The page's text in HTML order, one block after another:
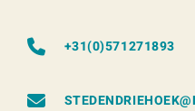
+31(0)571271893